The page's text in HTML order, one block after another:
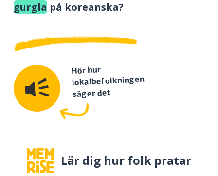
gurgla på koreanska?
Hör hur
lokalbefolkningen
säger det
Lär dig hur folk pratar